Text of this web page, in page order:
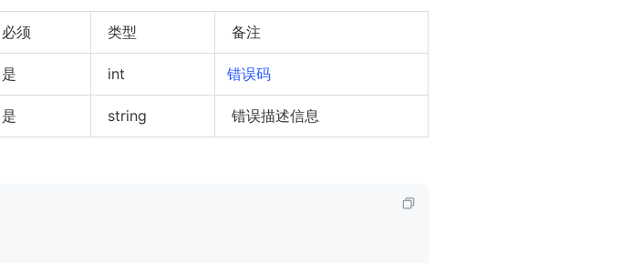
必须 类型 备注
是 int 错误码
是 string 错误描述信息